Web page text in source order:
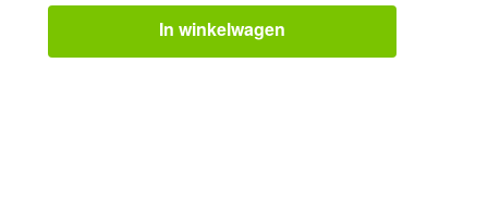
In winkelwagen